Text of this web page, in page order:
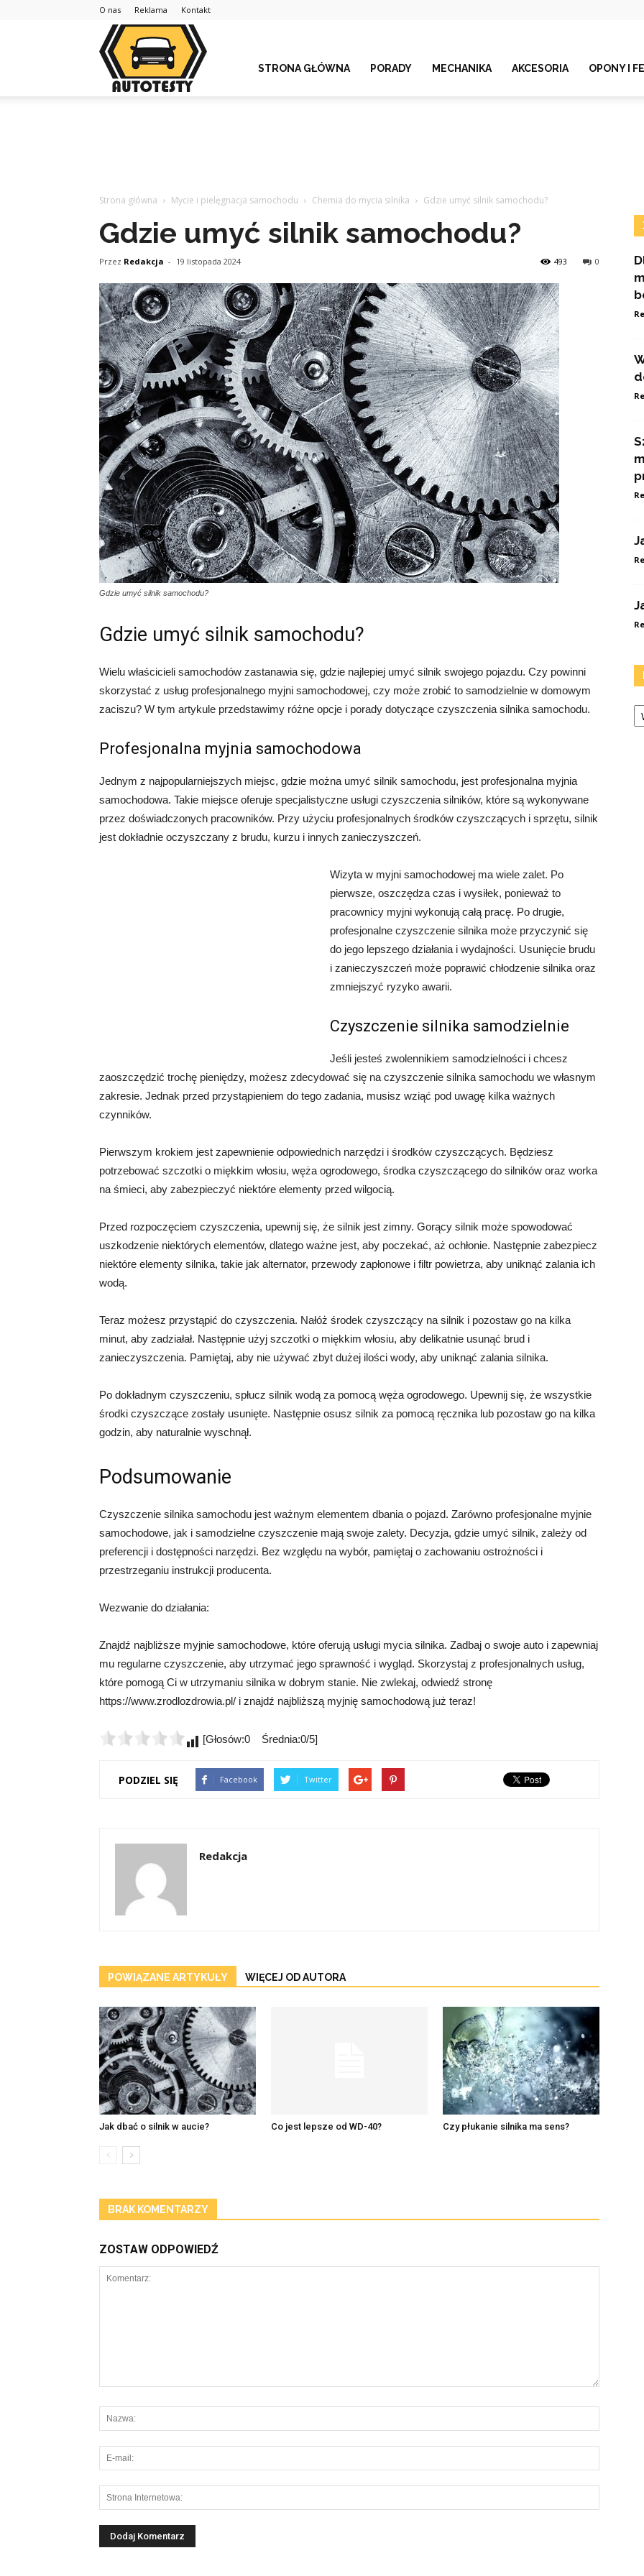
O nas Reklama Kontakt
STRONA GŁÓWNA PORADY MECHANIKA AKCESORIA OPONY I
Strona główna Mycie i pielęgnacja samochodu Chemia do mycia silnika Gdzie umyć silnik samochodu?
Gdzie umyć silnik samochodu?
Przez Redakcja - 19 listopada 2024 0
493
Gdzie umyć silnik samochodu?
Gdzie umyć silnik samochodu?
Wielu właścicieli samochodów zastanawia się, gdzie najlepiej umyć silnik swojego pojazdu. Czy powinni
skorzystać z usług profesjonalnego myjni samochodowej, czy może zrobić to samodzielnie w domowym
zaciszu? W tym artykule przedstawimy różne opcje i porady dotyczące czyszczenia silnika samochodu.
Profesjonalna myjnia samochodowa
Jednym z najpopularniejszych miejsc, gdzie można umyć silnik samochodu, jest profesjonalna myjnia
samochodowa. Takie miejsce oferuje specjalistyczne usługi czyszczenia silników, które są wykonywane
przez doświadczonych pracowników. Przy użyciu profesjonalnych środków czyszczących i sprzętu, silnik
jest dokładnie oczyszczany z brudu, kurzu i innych zanieczyszczeń.
Wizyta w myjni samochodowej ma wiele zalet. Po
pierwsze, oszczędza czas i wysiłek, ponieważ to
pracownicy myjni wykonują całą pracę. Po drugie,
profesjonalne czyszczenie silnika może przyczynić się
do jego lepszego działania i wydajności. Usunięcie brudu
i zanieczyszczeń może poprawić chłodzenie silnika oraz
zmniejszyć ryzyko awarii.
Czyszczenie silnika samodzielnie
Jeśli jesteś zwolennikiem samodzielności i chcesz
zaoszczędzić trochę pieniędzy, możesz zdecydować się na czyszczenie silnika samochodu we własnym
zakresie. Jednak przed przystąpieniem do tego zadania, musisz wziąć pod uwagę kilka ważnych
czynników.
Pierwszym krokiem jest zapewnienie odpowiednich narzędzi i środków czyszczących. Będziesz
potrzebować szczotki o miękkim włosiu, węża ogrodowego, środka czyszczącego do silników oraz worka
na śmieci, aby zabezpieczyć niektóre elementy przed wilgocią.
Przed rozpoczęciem czyszczenia, upewnij się, że silnik jest zimny. Gorący silnik może spowodować
uszkodzenie niektórych elementów, dlatego ważne jest, aby poczekać, aż ochłonie. Następnie zabezpiecz
niektóre elementy silnika, takie jak alternator, przewody zapłonowe i filtr powietrza, aby uniknąć zalania ich
wodą.
Teraz możesz przystąpić do czyszczenia. Nałóż środek czyszczący na silnik i pozostaw go na kilka
minut, aby zadziałał. Następnie użyj szczotki o miękkim włosiu, aby delikatnie usunąć brud i
zanieczyszczenia. Pamiętaj, aby nie używać zbyt dużej ilości wody, aby uniknąć zalania silnika.
Po dokładnym czyszczeniu, spłucz silnik wodą za pomocą węża ogrodowego. Upewnij się, że wszystkie
środki czyszczące zostały usunięte. Następnie osusz silnik za pomocą ręcznika lub pozostaw go na kilka
godzin, aby naturalnie wyschnął.
Podsumowanie
Czyszczenie silnika samochodu jest ważnym elementem dbania o pojazd. Zarówno profesjonalne myjnie
samochodowe, jak i samodzielne czyszczenie mają swoje zalety. Decyzja, gdzie umyć silnik, zależy od
preferencji i dostępności narzędzi. Bez względu na wybór, pamiętaj o zachowaniu ostrożności i
przestrzeganiu instrukcji producenta.
Wezwanie do działania:
Znajdź najbliższe myjnie samochodowe, które oferują usługi mycia silnika. Zadbaj o swoje auto i zapewniaj
mu regularne czyszczenie, aby utrzymać jego sprawność i wygląd. Skorzystaj z profesjonalnych usług,
które pomogą Ci w utrzymaniu silnika w dobrym stanie. Nie zwlekaj, odwiedź stronę
https://www.zrodlozdrowia.pl/ i znajdź najbliższą myjnię samochodową już teraz!
[Głosów:0 Średnia:0/5]
PODZIEL SIĘ Facebook Twitter
Redakcja
POWIĄZANE ARTYKUŁY WIĘCEJ OD AUTORA
Jak dbać o silnik w aucie? Co jest lepsze od WD-40? Czy płukanie silnika ma sens?
BRAK KOMENTARZY
ZOSTAW ODPOWIEDŹ